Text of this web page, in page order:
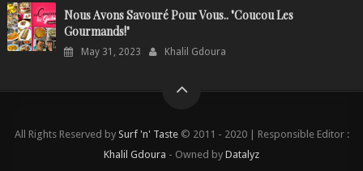
Nous Avons Savouré Pour Vous.. "Coucou Les
Gourmands!"
May 31, 2023 Khalil Gdoura
All Rights Reserved by Surf 'n' Taste© 2011 - 2020 | Responsible Editor :
Khalil Gdoura - Owned by Datalyz